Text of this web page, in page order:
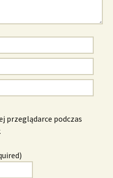
przeglądarce podczas